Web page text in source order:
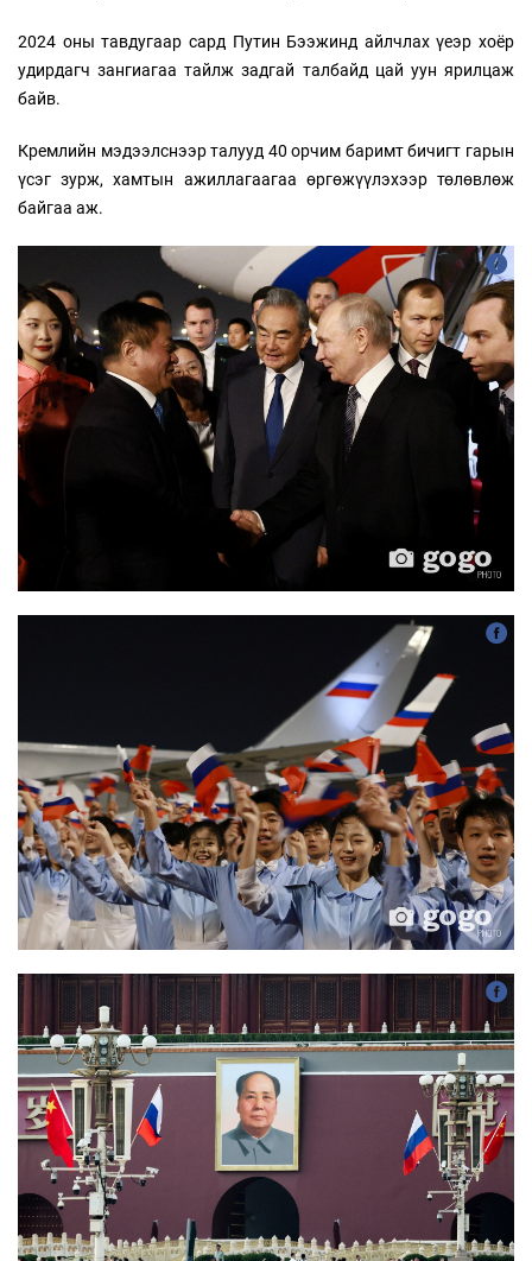
2024 оны тавдугаар сард Путин Бээжинд айлчлах үеэр хоёр
удирдагч зангиагаа тайлж задгай талбайд цай уун ярилцаж
байв.
Кремлийн мэдээлснээр талууд 40 орчим баримт бичигт гарын
үсэг зурж, хамтын ажиллагаагаа өргөжүүлэхээр төлөвлөж
байгаа аж.